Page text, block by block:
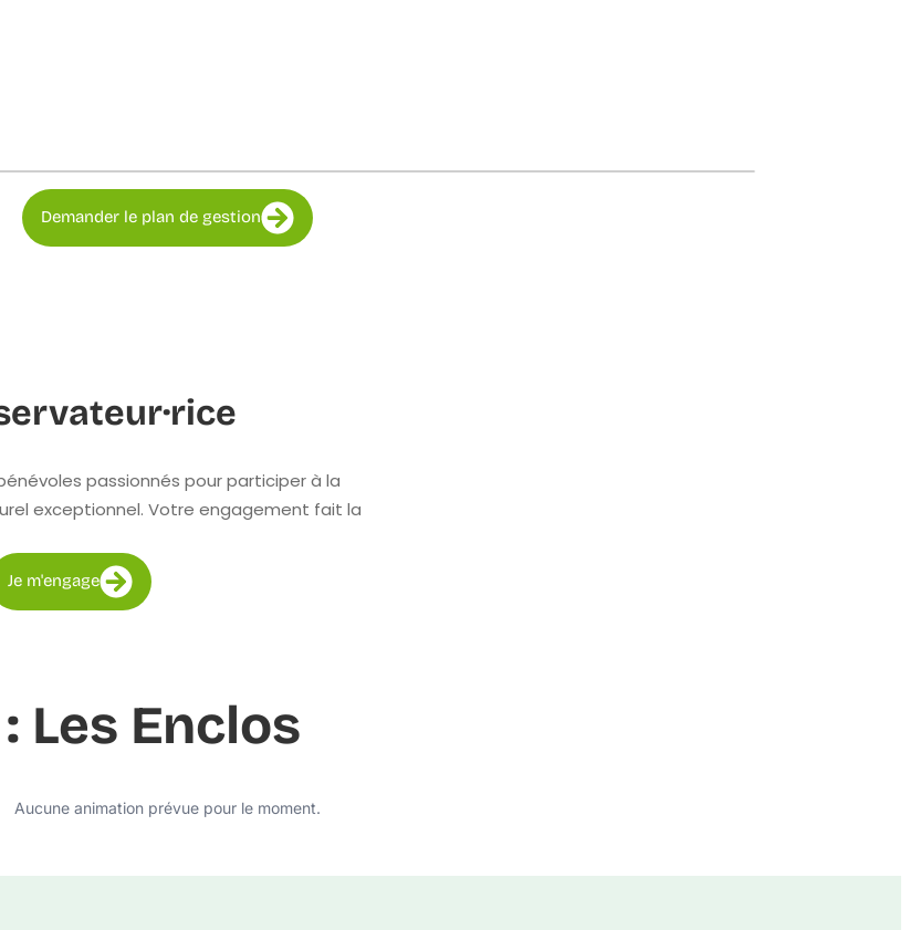
Demander le plan de gestion
passionnés pour participer à la
exceptionnel. Votre engagement fait la
Je m'engage
Les Enclos
Aucune animation prévue pour le moment.